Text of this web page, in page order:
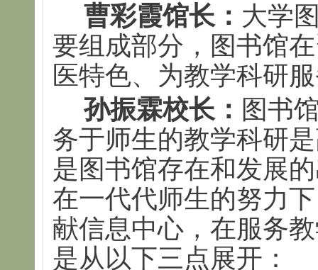
曹彩霞馆长： 大学
要组成部分，图书馆
医特色、为教学科研
孙振霖校长： 图书
务于师生的教学科研
是图书馆存在和发展
在一代代师生的努力
献信息中心，在服务
是从以下三点展开：